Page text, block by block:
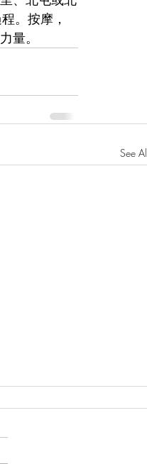
。按摩，
量。
See